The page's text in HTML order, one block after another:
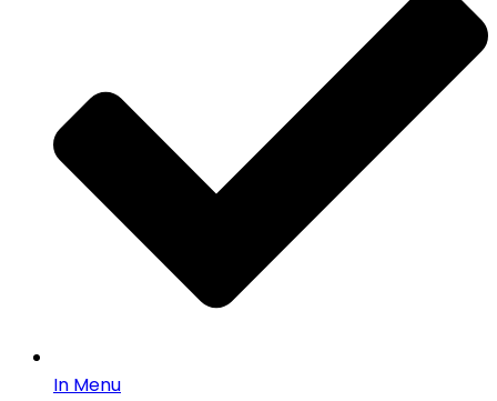
In Menu